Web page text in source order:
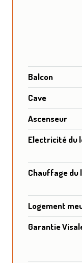
Balcon
Cave
Ascenseur
Electricité du
Chauffage du
Logement
Garantie